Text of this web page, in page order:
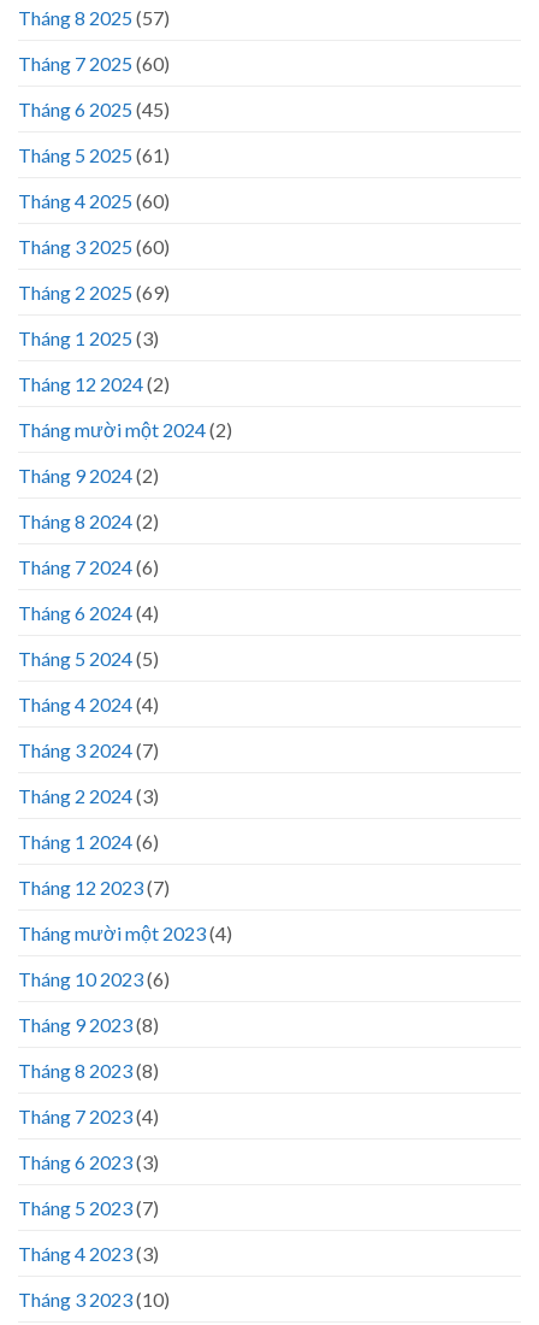
Tháng 8 2025(57)
Tháng 7 2025(60)
Tháng 6 2025(45)
Tháng 5 2025(61)
Tháng 4 2025(60)
Tháng 3 2025(60)
Tháng 2 2025(69)
Tháng 1 2025(3)
Tháng 12 2024(2)
Tháng mười một 2024(2)
Tháng 9 2024(2)
Tháng 8 2024(2)
Tháng 7 2024(6)
Tháng 6 2024(4)
Tháng 5 2024(5)
Tháng 4 2024(4)
Tháng 3 2024(7)
Tháng 2 2024(3)
Tháng 1 2024(6)
Tháng 12 2023(7)
Tháng mười một 2023(4)
Tháng 10 2023(6)
Tháng 9 2023(8)
Tháng 8 2023(8)
Tháng 7 2023(4)
Tháng 6 2023(3)
Tháng 5 2023(7)
Tháng 4 2023(3)
Tháng 3 2023(10)